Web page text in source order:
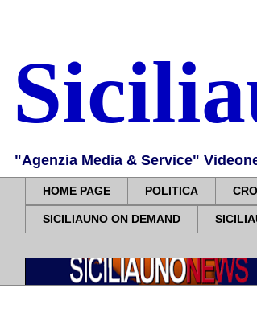
"Agenzia Media & Service"
HOME PAGE POLITICA
SICILIAUNO ON DEMAND